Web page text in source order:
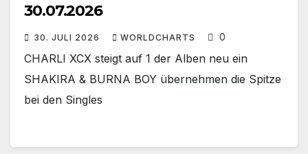
30.07.2026
30. JULI 2026 WORLDCHARTS 0
CHARLI XCX steigt auf 1 der Alben neu ein
SHAKIRA & BURNA BOY übernehmen die Spitze
bei den Singles